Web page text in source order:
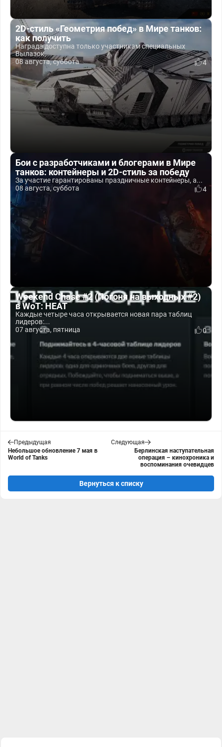
2D-стиль «Геометрия побед» в Мире танков:
как получить
Награда доступна только участникам специальных
Вылазок,...
08 августа, суббота
4
Бои с разработчиками и блогерами в Мире
танков: контейнеры и 2D-стиль за победу
За участие гарантированы праздничные контейнеры, а...
08 августа, суббота
4
Weekend Chase #2 (Погоня на выходных #2)
в WoT: HEAT
Каждые четыре часа открывается новая пара таблиц
лидеров:...
07 августа, пятница
0
Предыдущая
Небольшое обновление 7 мая в
World of Tanks
Следующая
Берлинская наступательная
операция – кинохроника и
воспоминания очевидцев
Вернуться к списку